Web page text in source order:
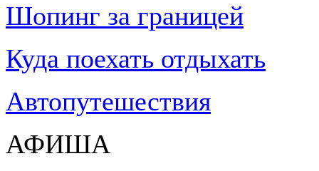
Шопинг за границей
Куда поехать отдыхать
Автопутешествия
АФИША